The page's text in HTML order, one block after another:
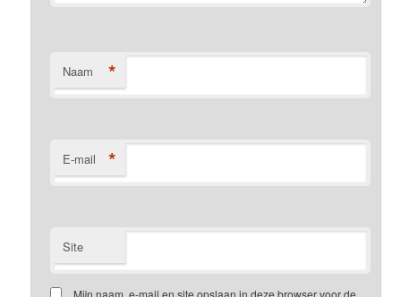
Naam *
E-mail *
Site
Mijn naam, e-mail en site opslaan in deze browser voor de